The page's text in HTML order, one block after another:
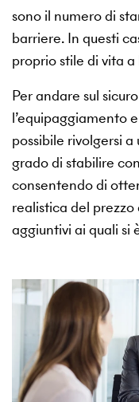
sono il numero di
barriere. In questi
proprio stile di vita
Per andare sul
l’equipaggiamento
possibile rivolgersi
grado di stabilire
consentendo di
realistica del prezzo
aggiuntivi ai quali si